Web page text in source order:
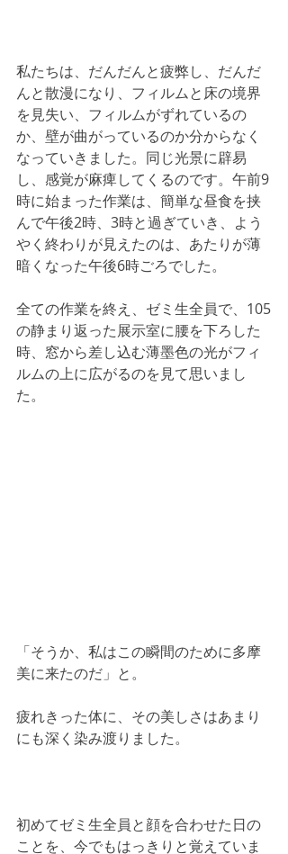
私たちは、だんだんと疲弊し、だんだ
んと散漫になり、フィルムと床の境界
を見失い、フィルムがずれているの
か、壁が曲がっているのか分からなく
なっていきました。同じ光景に辟易
し、感覚が麻痺してくるのです。午前9
時に始まった作業は、簡単な昼食を挟
んで午後2時、3時と過ぎていき、よう
やく終わりが見えたのは、あたりが薄
暗くなった午後6時ごろでした。
全ての作業を終え、ゼミ生全員で、105
の静まり返った展示室に腰を下ろした
時、窓から差し込む薄墨色の光がフィ
ルムの上に広がるのを見て思いまし
た。
「そうか、私はこの瞬間のために多摩
美に来たのだ」と。
疲れきった体に、その美しさはあまり
にも深く染み渡りました。
初めてゼミ生全員と顔を合わせた日の
ことを、今でもはっきりと覚えていま